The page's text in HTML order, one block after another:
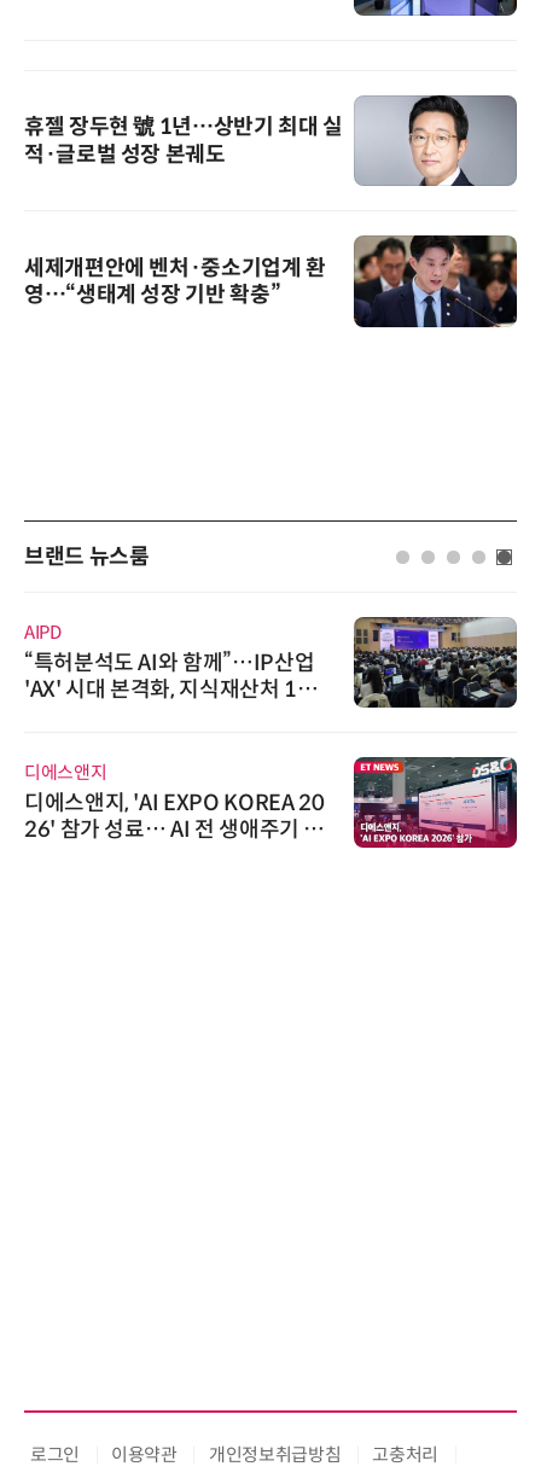
휴젤 장두현 號 1년…상반기 최대 실
적·글로벌 성장 본궤도
세제개편안에 벤처·중소기업계 환
영…“생태계 성장 기반 확충”
브랜드 뉴스룸
AIPD
“특허분석도 AI와 함께”…IP산업
'AX' 시대 본격화, 지식재산처 1호
디에스앤지
디에스앤지, 'AI EXPO KOREA 20
26' 참가 성료… AI 전 생애주기 아
로그인 이용약관 개인정보취급방침
고충처리